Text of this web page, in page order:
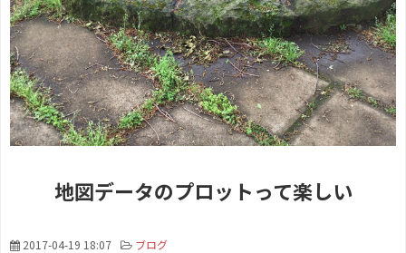
地図データのプロットって楽しい
2017-04-19 18:07
ブログ